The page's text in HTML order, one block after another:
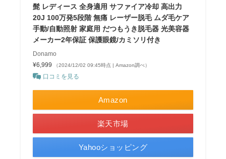
髭 レディース 全身適用 サファイア冷却 高出力
20J 100万発5段階 無痛 レーザー脱毛 ムダ毛ケア
手動/自動照射 家庭用 だつもうき脱毛器 光美容器
メーカー2年保証 保護眼鏡/カミソリ付き
Donamo
¥6,999
（2024/12/02 09:45時点 | Amazon調べ）
口コミを見る
Amazon
楽天市場
Yahooショッピング